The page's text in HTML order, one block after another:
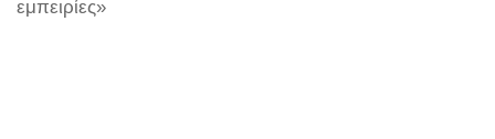
εμπειρίες»